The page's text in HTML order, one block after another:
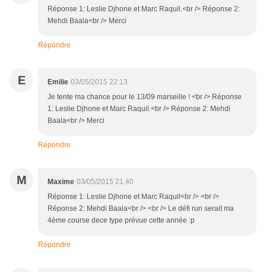
Réponse 1: Leslie Djhone et Marc Raquil.<br /> Réponse 2:
Mehdi Baala<br /> Merci
Répondre
E Emilie 03/05/2015 22:13
Je tente ma chance pour le 13/09 marseille ! <br /> Réponse
1: Leslie Djhone et Marc Raquil.<br /> Réponse 2: Mehdi
Baala<br /> Merci
Répondre
M Maxime 03/05/2015 21:40
Réponse 1: Leslie Djhone et Marc Raquil<br /> <br />
Réponse 2: Mehdi Baala<br /> <br /> Le défi run serait ma
4ème course dece type prévue cette année :p
Répondre